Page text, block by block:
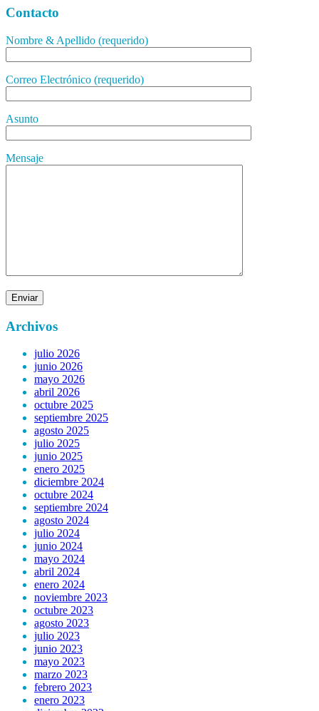
Contacto
Nombre & Apellido (requerido)
Correo Electrónico (requerido)
Asunto
Mensaje
Archivos
julio 2026
junio 2026
mayo 2026
abril 2026
octubre 2025
septiembre 2025
agosto 2025
julio 2025
junio 2025
enero 2025
diciembre 2024
octubre 2024
septiembre 2024
agosto 2024
julio 2024
junio 2024
mayo 2024
abril 2024
enero 2024
noviembre 2023
octubre 2023
agosto 2023
julio 2023
junio 2023
mayo 2023
marzo 2023
febrero 2023
enero 2023